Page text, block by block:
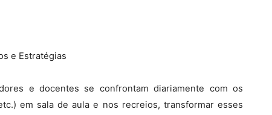
e Estratégias
e docentes se confrontam diariamente com os
em sala de aula e nos recreios, transformar esses